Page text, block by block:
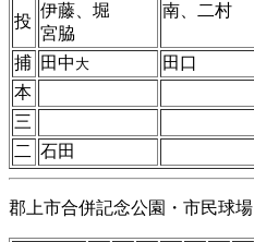
投
伊藤、堀
宮脇
南、二村
捕 田中 大
田口
本
三
二 石田
郡上市合併記念公園・市民球場